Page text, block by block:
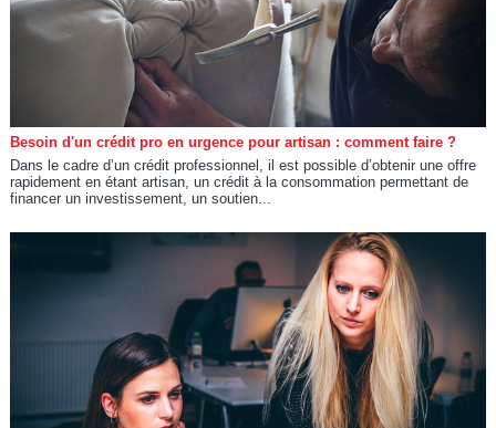
Besoin d'un crédit pro en urgence pour artisan : comment faire ?
Dans le cadre d’un crédit professionnel, il est possible d’obtenir une offre
rapidement en étant artisan, un crédit à la consommation permettant de
financer un investissement, un soutien...